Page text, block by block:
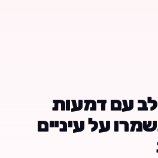
עם דמעות
על עיניים